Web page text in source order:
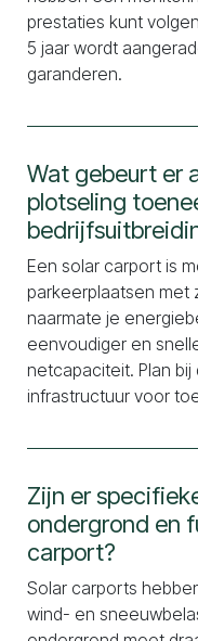
prestaties kunt
5 jaar wordt
garanderen.
Wat gebeurt er
plotseling
Een solar carport is
parkeerplaatsen
naarmate je
eenvoudiger en
netcapaciteit. Plan
infrastructuur voor
Zijn er
ondergrond en
carport?
Solar carports
wind- en